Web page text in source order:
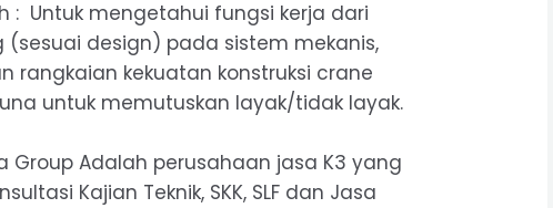
: Untuk mengetahui fungsi kerja dari
design) pada sistem mekanis,
rangkaian kekuatan konstruksi crane
untuk memutuskan layak/tidak layak.
Group Adalah perusahaan jasa K3 yang
Kajian Teknik, SKK, SLF dan Jasa